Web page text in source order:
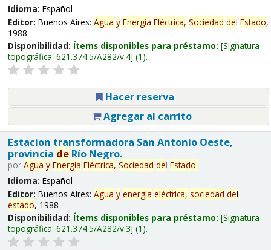
Idioma: Español
Editor: Buenos Aires: Agua y Energía Eléctrica, Sociedad del Estado,
1988
Disponibilidad: Ítems disponibles para préstamo: Signatura
topográfica: 621.374.5/A282/v.4 (1).
Hacer reserva
Agregar al carrito
Estacion transformadora San Antonio Oeste,
provincia deRío Negro.
por Agua y Energía Eléctrica, Sociedad del Estado.
Idioma: Español
Editor: Buenos Aires: Agua y energía eléctrica, sociedad del
estado, 1988
Disponibilidad: Ítems disponibles para préstamo: Signatura
topográfica: 621.374.5/A282/v.3 (1).